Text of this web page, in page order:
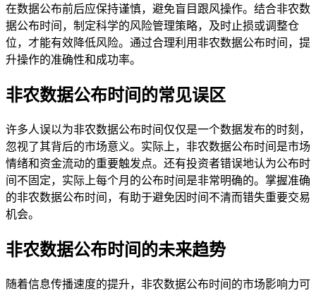
在数据公布前后应保持谨慎，避免盲目跟风操作。结合非农数
据公布时间，制定科学的风险管理策略，及时止损或调整仓
位，才能有效降低风险。通过合理利用非农数据公布时间，提
升操作的准确性和成功率。
非农数据公布时间的常见误区
许多人误以为非农数据公布时间仅仅是一个数据发布的时刻，
忽视了其背后的市场意义。实际上，非农数据公布时间是市场
情绪和资金流动的重要触发点。还有投资者错误地认为公布时
间不固定，实际上每个月的公布时间是非常明确的。掌握准确
的非农数据公布时间，有助于避免因时间不清而错失重要交易
机会。
非农数据公布时间的未来趋势
随着信息传播速度的提升，非农数据公布时间的市场影响力可